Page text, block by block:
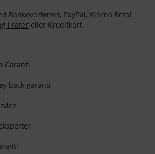
Bankoverførsel, PayPal, Klarna Betal
i rater eller Kreditkort.
Garanti
back garanti